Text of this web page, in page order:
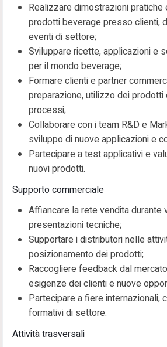
Realizzare dimostrazioni pratiche
prodotti beverage presso clienti,
eventi di settore;
Sviluppare ricette, applicazioni e
per il mondo beverage;
Formare clienti e partner
preparazione, utilizzo dei
processi;
Collaborare con i team R&D e
sviluppo di nuove applicazioni e
Partecipare a test applicativi e
nuovi prodotti.
Supporto commerciale
Affiancare la rete vendita durante
presentazioni tecniche;
Supportare i distributori nelle
posizionamento dei prodotti;
Raccogliere feedback dal
esigenze dei clienti e nuove
Partecipare a fiere internazionali,
formativi di settore.
Attività trasversali